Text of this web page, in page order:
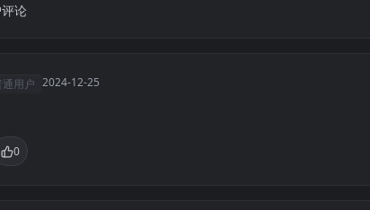
论
通用户 2024-12-25
0